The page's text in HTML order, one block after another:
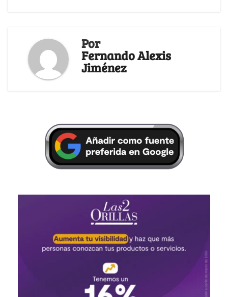
Por
Fernando Alexis
Jiménez